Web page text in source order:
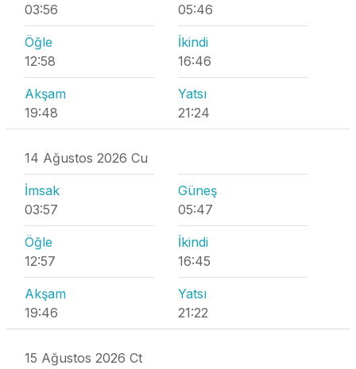
03:56
05:46
Öğle
12:58
İkindi
16:46
Akşam
19:48
Yatsı
21:24
14 Ağustos 2026 Cu
İmsak
03:57
Güneş
05:47
Öğle
12:57
İkindi
16:45
Akşam
19:46
Yatsı
21:22
15 Ağustos 2026 Ct